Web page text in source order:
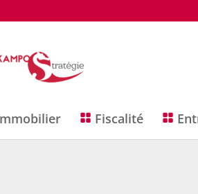
Fiscalité